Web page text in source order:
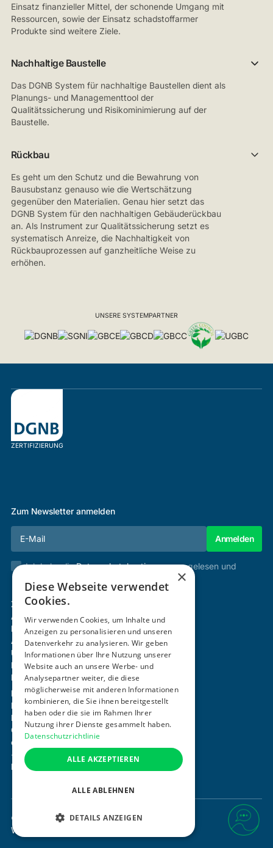
Einsatz finanzieller Mittel, der schonende Umgang mit
Ressourcen, sowie der Einsatz schadstoffarmer
Produkte sind weitere Ziele.
Nachhaltige Baustelle
Das DGNB System für nachhaltige Baustellen dient als
Planungs- und Managementtool der
Qualitätssicherung und Risikominimierung auf der
Baustelle.
Rückbau
Es geht um den Schutz und die Bewahrung von
Bausubstanz genauso wie die Wertschätzung
gegenüber den Materialien. Genau hier setzt das
DGNB System für den nachhaltigen Gebäuderückbau
an. Als Instrument zur Qualitätssicherung setzt es
systematisch Anreize, die Nachhaltigkeit von
Rückbauprozessen auf ganzheitliche Weise zu
erhöhen.
UNSERE SYSTEMPARTNER
ZERTIFIZIERUNG
Zum Newsletter anmelden
Ich habe dieDatenschutzbestimmungengelesen und
Zertifizierung & Verifikation
Akademie
Mitgliedschaft
Aktivitäten
Über uns
Login
Kontakt
Impressum
Datenschutz
Barrierefreiheitserklärung
Cookie-Einstellungen anpassen
office@ogni.at
+43 664 15 63 507
Mayerhofgasse 1 / 22, 1040 Wien
©
. Alle Rechte vorbehalten.
Website von
×
Diese Webseite verwendet
Cookies.
Wir verwenden Cookies, um Inhalte und
Anzeigen zu personalisieren und unseren
Datenverkehr zu analysieren. Wir geben
Informationen über Ihre Nutzung unserer
Website auch an unsere Werbe- und
Analysepartner weiter, die diese
möglicherweise mit anderen Informationen
kombinieren, die Sie ihnen bereitgestellt
haben oder die sie im Rahmen Ihrer
Nutzung ihrer Dienste gesammelt haben.
Datenschutzrichtlinie
ALLE AKZEPTIEREN
ALLE ABLEHNEN
DETAILS ANZEIGEN